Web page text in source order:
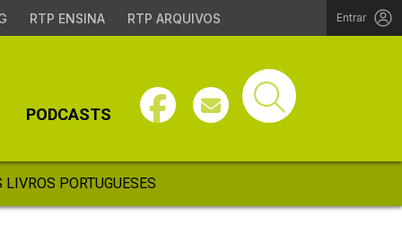
RTP ENSINA RTP ARQUIVOS Entrar
PODCASTS
LIVROS PORTUGUESES